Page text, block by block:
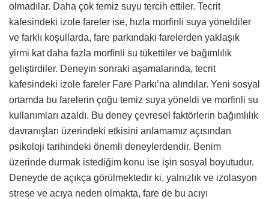
olmadılar. Daha çok temiz suyu tercih ettiler. Tecrit
kafesindeki izole fareler ise, hızla morfinli suya yöneldiler
ve farklı koşullarda, fare parkındaki farelerden yaklaşık
yirmi kat daha fazla morfinli su tükettiler ve bağımlılık
geliştirdiler. Deneyin sonraki aşamalarında, tecrit
kafesindeki izole fareler Fare Parkı’na alındılar. Yeni sosyal
ortamda bu farelerin çoğu temiz suya yöneldi ve morfinli su
kullanımları azaldı. Bu deney çevresel faktörlerin bağımlılık
davranışları üzerindeki etkisini anlamamız açısından
psikoloji tarihindeki önemli deneylerdendir. Benim
üzerinde durmak istediğim konu ise işin sosyal boyutudur.
Deneyde de açıkça görülmektedir ki, yalnızlık ve izolasyon
strese ve acıya neden olmakta, fare de bu acıyı